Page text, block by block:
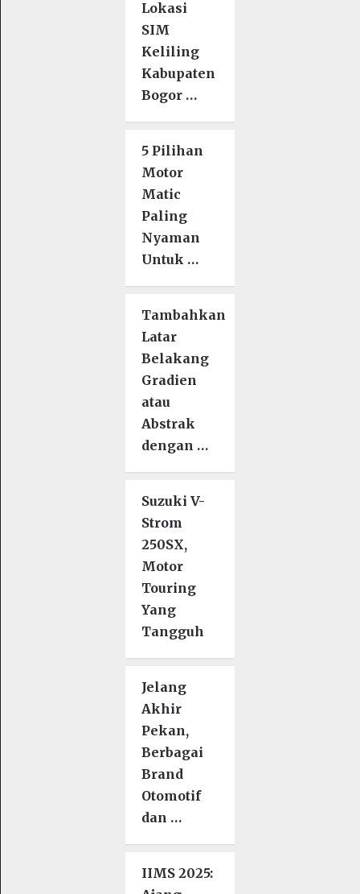
Lokasi
SIM
Keliling
Kabupaten
Bogor …
5 Pilihan
Motor
Matic
Paling
Nyaman
Untuk …
Tambahkan
Latar
Belakang
Gradien
atau
Abstrak
dengan …
Suzuki V-
Strom
250SX,
Motor
Touring
Yang
Tangguh
Jelang
Akhir
Pekan,
Berbagai
Brand
Otomotif
dan …
IIMS 2025: